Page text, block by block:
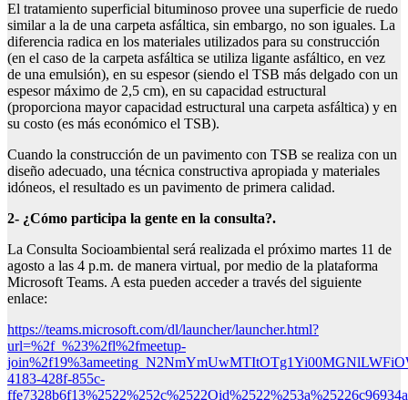
El tratamiento superficial bituminoso provee una superficie de ruedo
similar a la de una carpeta asfáltica, sin embargo, no son iguales. La
diferencia radica en los materiales utilizados para su construcción
(en el caso de la carpeta asfáltica se utiliza ligante asfáltico, en vez
de una emulsión), en su espesor (siendo el TSB más delgado con un
espesor máximo de 2,5 cm), en su capacidad estructural
(proporciona mayor capacidad estructural una carpeta asfáltica) y en
su costo (es más económico el TSB).
Cuando la construcción de un pavimento con TSB se realiza con un
diseño adecuado, una técnica constructiva apropiada y materiales
idóneos, el resultado es un pavimento de primera calidad.
2- ¿Cómo participa la gente en la consulta?.
La Consulta Socioambiental será realizada el próximo martes 11 de
agosto a las 4 p.m. de manera virtual, por medio de la plataforma
Microsoft Teams. A esta pueden acceder a través del siguiente
enlace:
https://teams.microsoft.com/dl/launcher/launcher.html?
url=%2f_%23%2fl%2fmeetup-
4183-428f-855c-